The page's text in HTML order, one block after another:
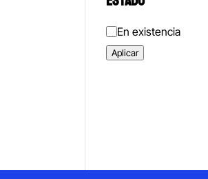
Estado
En existencia
Aplicar